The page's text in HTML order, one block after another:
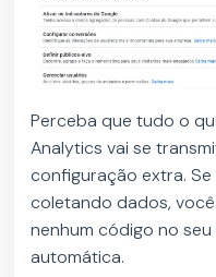
Perceba que tudo o
Analytics vai se
configuração extra.
coletando dados,
nenhum código no
automática.